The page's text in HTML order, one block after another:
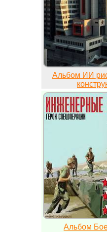
Альбом ИИ
Альбом